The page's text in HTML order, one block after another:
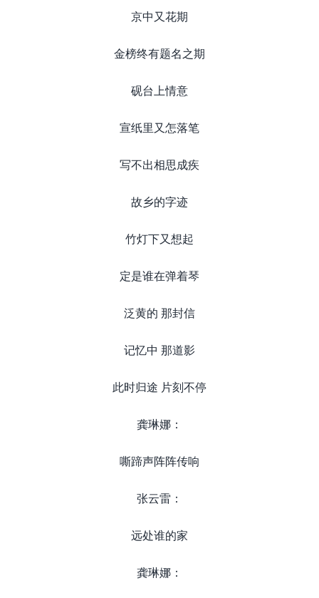
京中又花期
金榜终有题名之期
砚台上情意
宣纸里又怎落笔
写不出相思成疾
故乡的字迹
竹灯下又想起
定是谁在弹着琴
泛黄的 那封信
记忆中 那道影
此时归途 片刻不停
龚琳娜：
嘶蹄声阵阵传响
张云雷：
远处谁的家
龚琳娜：